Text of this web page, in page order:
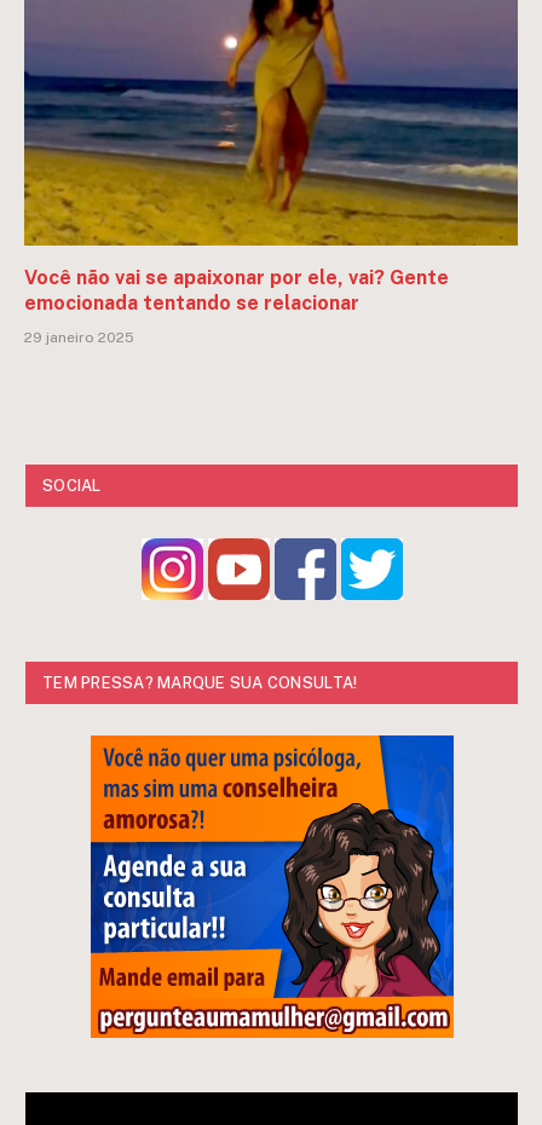
Você não vai se apaixonar por ele, vai? Gente
emocionada tentando se relacionar
29 janeiro 2025
SOCIAL
TEM PRESSA? MARQUE SUA CONSULTA!